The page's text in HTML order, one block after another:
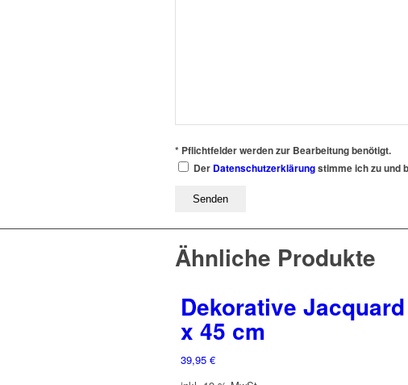
* Pflichtfelder werden zur Bearbeitung benötigt.
Der Datenschutzerklärungstimme ich zu und
Ähnliche Produkte
Dekorative
x 45 cm
39,95 €